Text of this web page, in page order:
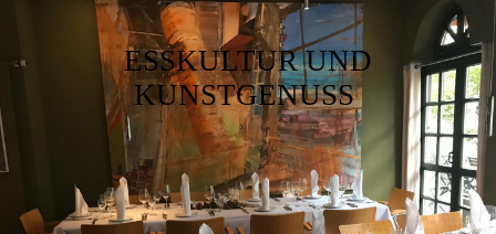
ESSKULTUR UND
KUNSTGENUSS